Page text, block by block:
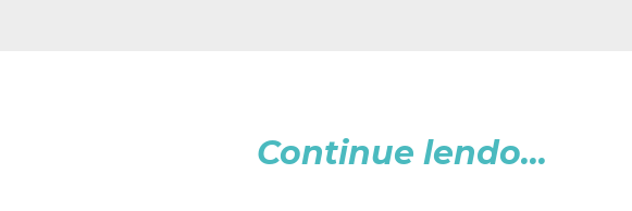
Continue lendo...